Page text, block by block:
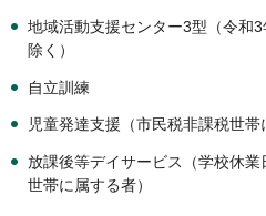
地域活動支援センター3型（令和
除く）
自立訓練
児童発達支援（市民税非課税世帯
放課後等デイサービス（学校休
世帯に属する者）